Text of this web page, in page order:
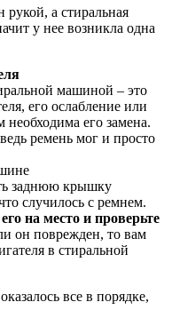
а стиральная
у нее возникла одна
машиной – это
его ослабление или
его замена.
ремень мог и просто
заднюю крышку
случилось с ремнем.
на место и проверьте
он поврежден, то вам
в стиральной
все в порядке,